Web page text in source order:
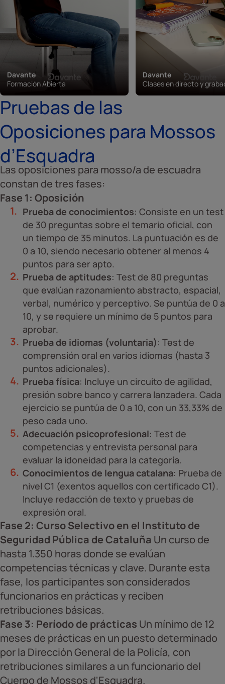
Davante
Formación Abierta
Davante
Clases en directo y
Pruebas de las
Oposiciones para Mossos
d’Esquadra
Las oposiciones para mosso/a de escuadra
constan de tres fases:
Fase 1: Oposición
Prueba de conocimientos: Consiste en un test
de 30 preguntas sobre el temario oficial, con
un tiempo de 35 minutos. La puntuación es de
0 a 10, siendo necesario obtener al menos 4
puntos para ser apto.
Prueba de aptitudes: Test de 80 preguntas
que evalúan razonamiento abstracto, espacial,
verbal, numérico y perceptivo. Se puntúa de 0 a
10, y se requiere un mínimo de 5 puntos para
aprobar.
Prueba de idiomas (voluntaria): Test de
comprensión oral en varios idiomas (hasta 3
puntos adicionales).
Prueba física: Incluye un circuito de agilidad,
presión sobre banco y carrera lanzadera. Cada
ejercicio se puntúa de 0 a 10, con un 33,33% de
peso cada uno.
Adecuación psicoprofesional: Test de
competencias y entrevista personal para
evaluar la idoneidad para la categoría.
Conocimientos de lengua catalana: Prueba de
nivel C1 (exentos aquellos con certificado C1).
Incluye redacción de texto y pruebas de
expresión oral.
Fase 2: Curso Selectivo en el Instituto de
Seguridad Pública de Cataluña Un curso de
hasta 1.350 horas donde se evalúan
competencias técnicas y clave. Durante esta
fase, los participantes son considerados
funcionarios en prácticas y reciben
retribuciones básicas.
Fase 3: Período de prácticas Un mínimo de 12
meses de prácticas en un puesto determinado
por la Dirección General de la Policía, con
retribuciones similares a un funcionario del
Cuerpo de Mossos d'Esquadra.